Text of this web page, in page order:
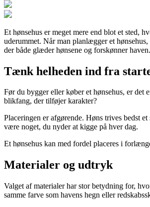
Et hønsehus er meget mere end blot et sted,
uderummet. Når man planlægger et
der både glæder hønsene og forskønner haven.
Tænk helheden ind fra
Før du bygger eller køber et hønsehus, er det
blikfang, der tilføjer karakter?
Placeringen er afgørende. Høns trives bedst
være noget, du nyder at kigge på hver dag.
Et hønsehus kan med fordel placeres i
Materialer og udtryk
Valget af materialer har stor betydning for,
samme farve som havens hegn eller